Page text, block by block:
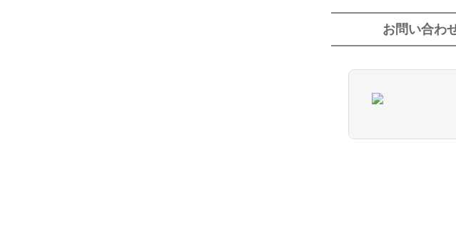
お問い合わ